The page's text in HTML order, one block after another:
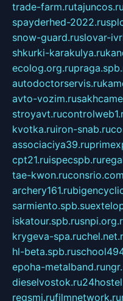
trade-farm.rutajuncos.ru
spayderhed-2022.ru
snow-guard.ruslovar-
shkurki-karakulya.ru
ecolog.org.ru
autodoctorservis.ru
avto-vozim.ru
stroyavt.ru
kvotka.ruiron-snab.ru
associaciya39.ru
cpt21.ruispecspb.ru
tae-kwon.ru
archery161.ru
sarmiento.spb.su
iskatour.spb.ru
krygeva-spa.ru
hl-beta.spb.ru
epoha-metalband.ru
dieselvostok.ru
regsmi.rufilmnetwork.ru